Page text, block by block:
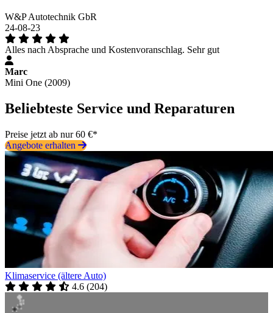
W&P Autotechnik GbR
24-08-23
Alles nach Absprache und Kostenvoranschlag. Sehr gut
Marc
Mini One (2009)
Beliebteste Service und Reparaturen
Preise jetzt ab nur 60 €*
Angebote erhalten
Klimaservice (ältere Auto)
4.6 (204)